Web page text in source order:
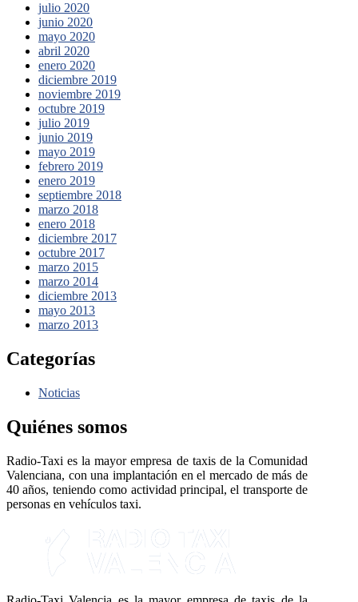
julio 2020
junio 2020
mayo 2020
abril 2020
enero 2020
diciembre 2019
noviembre 2019
octubre 2019
julio 2019
junio 2019
mayo 2019
febrero 2019
enero 2019
septiembre 2018
marzo 2018
enero 2018
diciembre 2017
octubre 2017
marzo 2015
marzo 2014
diciembre 2013
mayo 2013
marzo 2013
Categorías
Noticias
Quiénes somos
Radio-Taxi es la mayor empresa de taxis de la Comunidad
Valenciana, con una implantación en el mercado de más de
40 años, teniendo como actividad principal, el transporte de
personas en vehículos taxi.